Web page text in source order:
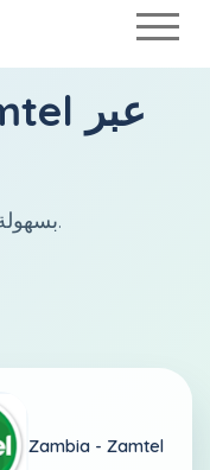
أرسل رصيدًا إلى Zambia بسهولة وسرعة.
Zambia - Zamtel